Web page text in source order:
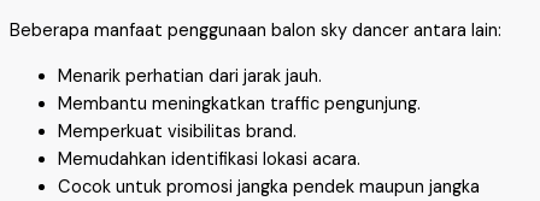
Beberapa manfaat penggunaan balon sky dancer antara lain:
Menarik perhatian dari jarak jauh.
Membantu meningkatkan traffic pengunjung.
Memperkuat visibilitas brand.
Memudahkan identifikasi lokasi acara.
Cocok untuk promosi jangka pendek maupun jangka